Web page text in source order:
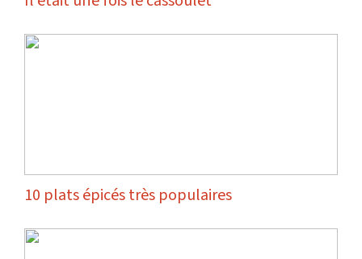
10 plats épicés très populaires